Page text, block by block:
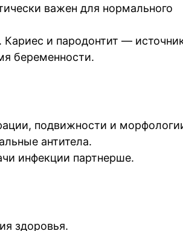
важен для нормального
Кариес и пародонтит —
беременности.
подвижности и
антитела.
инфекции партнерше.
здоровья.